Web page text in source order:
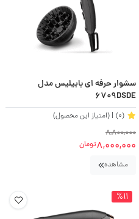
سشوار حرفه ای بابیلیس مدل
6709DSDE
(0)
| (امتیاز این محصول)
8,800,000
8,000,000تومان
مشاهده
%11